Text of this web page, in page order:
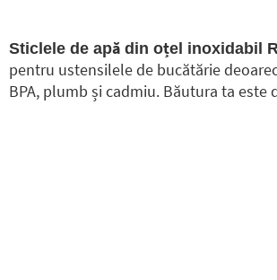
Sticlele de apă din oțel inoxidabil
pentru ustensilele de bucătărie
BPA, plumb și cadmiu. Băutura ta